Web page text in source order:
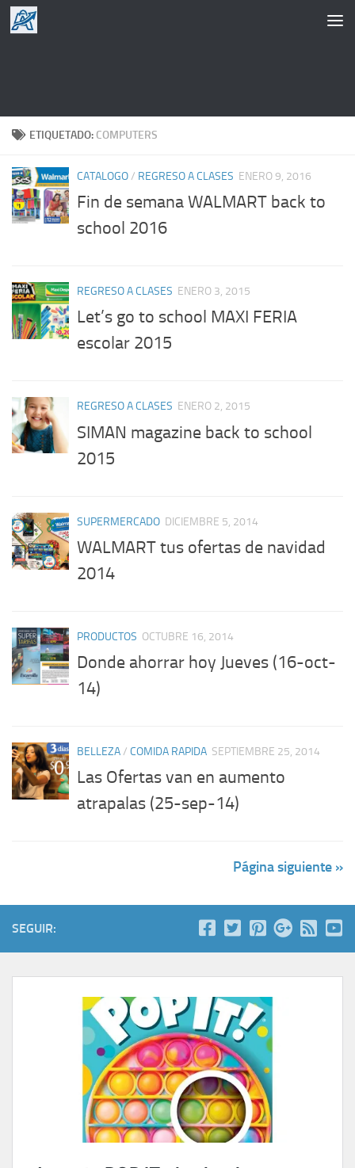
Saltar al contenido
ETIQUETADO: COMPUTERS
CATALOGO/ REGRESO A CLASES ENERO 9, 2016
Fin de semana WALMART back to
school 2016
REGRESO A CLASES ENERO 3, 2015
Let’s go to school MAXI FERIA
escolar 2015
REGRESO A CLASES ENERO 2, 2015
SIMAN magazine back to school
2015
SUPERMERCADO DICIEMBRE 5, 2014
WALMART tus ofertas de navidad
2014
PRODUCTOS OCTUBRE 16, 2014
Donde ahorrar hoy Jueves (16-oct-
14)
BELLEZA/ COMIDA RAPIDA SEPTIEMBRE 25, 2014
Las Ofertas van en aumento
atrapalas (25-sep-14)
Página siguiente »
SEGUIR: